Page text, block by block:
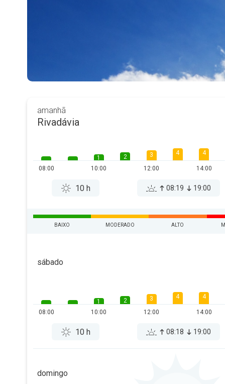
amanhã
Rivadávia
08:00
1
10:00
2
3
12:00
4 4
14:00
10 h 08:19 19:00
BAIXO MODERADO ALTO
sábado
08:00
1
10:00
2
3
12:00
4 4
14:00
10 h 08:18 19:00
domingo